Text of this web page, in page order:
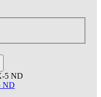
ND